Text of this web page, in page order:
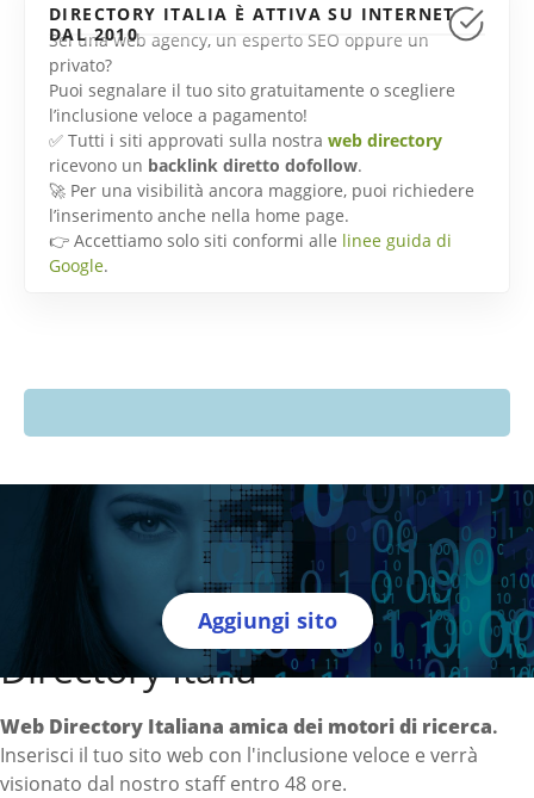
DIRECTORY ITALIA È ATTIVA SU INTERNET
DAL 2010
Sei una web agency, un esperto SEO oppure un
privato?
Puoi segnalare il tuo sito gratuitamente o scegliere
l’inclusione veloce a pagamento!
✅ Tutti i siti approvati sulla nostra web directory
ricevono un backlink diretto dofollow.
🚀 Per una visibilità ancora maggiore, puoi richiedere
l’inserimento anche nella home page.
👉 Accettiamo solo siti conformi alle linee guida di
Google.
Aggiungi sito
Directory Italia
Web Directory Italiana amica dei motori di ricerca.
Inserisci il tuo sito web con l'inclusione veloce e verrà
visionato dal nostro staff entro 48 ore.